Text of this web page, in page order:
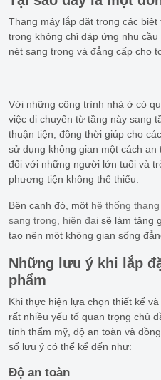
Thang máy lắp đặt trong các
trọng không chỉ đáp ứng nhu
nét sang trọng và đẳng cấp cho
Với những công trình nhà ở có
việc di chuyển từ tầng này sang
thuận tiện, đồng thời giúp cho
sử dụng không gian một cách
đối với những người lớn tuổi và
phương tiện không thể thiếu.
Bên cạnh đó, một hệ thống
sang trọng, hiện đại sẽ làm tăng
tạo nên một không gian sống
Những lưu ý khi lắp
phẩm
Khi thực hiện lựa chọn thiết kế
rất nhiều yếu tố quan trọng chủ
tính thẩm mỹ, độ an toàn và
số lưu ý có thể kể đến như:
Độ an toàn